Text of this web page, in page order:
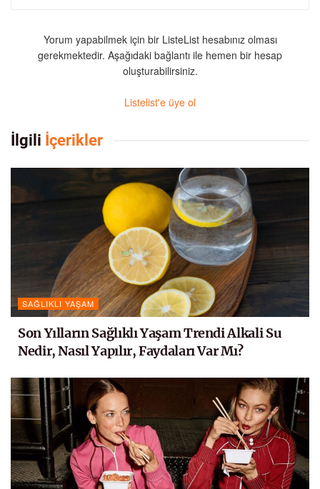
Yorum yapabilmek için bir ListeList hesabınız olması
gerekmektedir. Aşağıdaki bağlantı ile hemen bir hesap
oluşturabilirsiniz.
Listelist'e üye ol
İlgili İçerikler
SAĞLIKLI YAŞAM
Son Yılların Sağlıklı Yaşam Trendi Alkali Su
Nedir, Nasıl Yapılır, Faydaları Var Mı?